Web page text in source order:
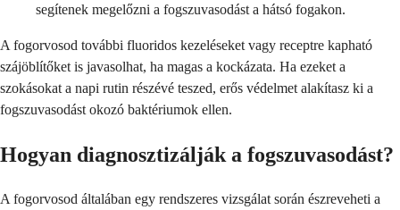
segítenek megelőzni a fogszuvasodást a hátsó fogakon.
A fogorvosod további fluoridos kezeléseket vagy receptre kapható
szájöblítőket is javasolhat, ha magas a kockázata. Ha ezeket a
szokásokat a napi rutin részévé teszed, erős védelmet alakítasz ki a
fogszuvasodást okozó baktériumok ellen.
Hogyan diagnosztizálják a fogszuvasodást?
A fogorvosod általában egy rendszeres vizsgálat során észreveheti a